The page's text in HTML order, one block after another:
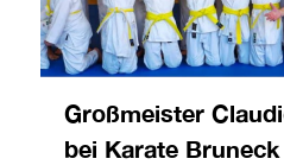
Großmeister
bei Karate Bruneck